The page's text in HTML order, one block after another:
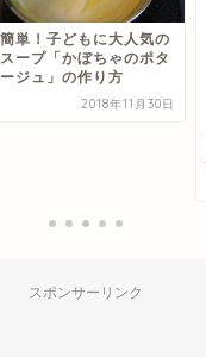
簡単！子どもに大人気の
スープ「かぼちゃのポタ
ージュ」の作り方
2018年11月30日
スポンサーリンク